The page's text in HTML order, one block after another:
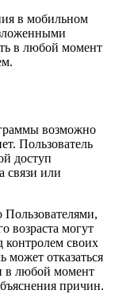
в мобильном
в любой момент
возможно
Пользователь
доступ
связи или
возраста могут
контролем своих
может отказаться
в любой момент
причин.